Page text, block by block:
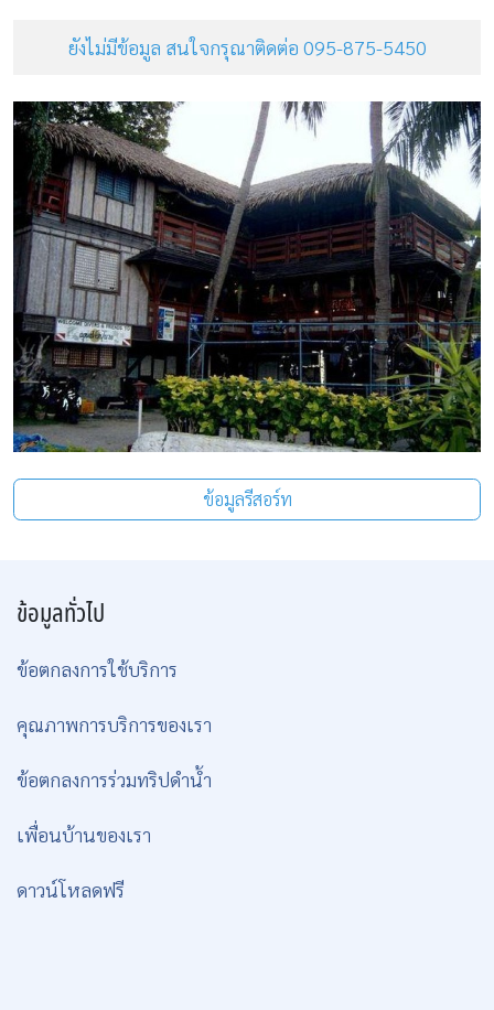
ยังไม่มีข้อมูล สนใจกรุณาติดต่อ 095-875-5450
ข้อมูลรีสอร์ท
ข้อมูลทั่วไป
ข้อตกลงการใช้บริการ
คุณภาพการบริการของเรา
ข้อตกลงการร่วมทริปดำน้ำ
เพื่อนบ้านของเรา
ดาวน์โหลดฟรี